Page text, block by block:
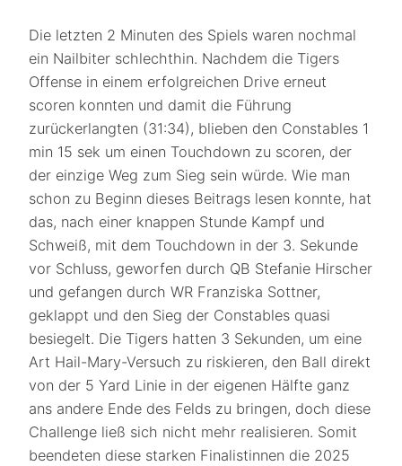
Die letzten 2 Minuten des Spiels waren nochmal
ein Nailbiter schlechthin. Nachdem die Tigers
Offense in einem erfolgreichen Drive erneut
scoren konnten und damit die Führung
zurückerlangten (31:34), blieben den Constables 1
min 15 sek um einen Touchdown zu scoren, der
der einzige Weg zum Sieg sein würde. Wie man
schon zu Beginn dieses Beitrags lesen konnte, hat
das, nach einer knappen Stunde Kampf und
Schweiß, mit dem Touchdown in der 3. Sekunde
vor Schluss, geworfen durch QB Stefanie Hirscher
und gefangen durch WR Franziska Sottner,
geklappt und den Sieg der Constables quasi
besiegelt. Die Tigers hatten 3 Sekunden, um eine
Art Hail-Mary-Versuch zu riskieren, den Ball direkt
von der 5 Yard Linie in der eigenen Hälfte ganz
ans andere Ende des Felds zu bringen, doch diese
Challenge ließ sich nicht mehr realisieren. Somit
beendeten diese starken Finalistinnen die 2025